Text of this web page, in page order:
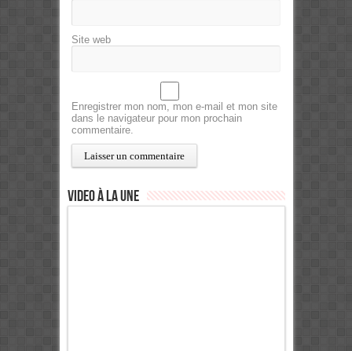
Site web
Enregistrer mon nom, mon e-mail et mon site
dans le navigateur pour mon prochain
commentaire.
Video à la Une